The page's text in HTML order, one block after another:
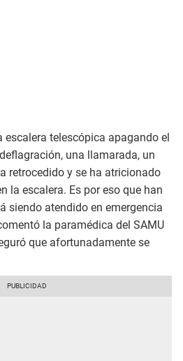
escalera telescópica apagando el
una llamarada, un
retrocedido y se ha atricionado
la escalera. Es por eso que han
siendo atendido en emergencia
la paramédica del SAMU
que afortunadamente se